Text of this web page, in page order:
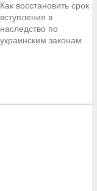
Как восстановить срок
вступления в
наследство по
украинским законам